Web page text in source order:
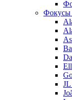
Фокусы